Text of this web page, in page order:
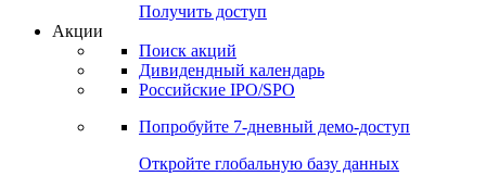
Получить доступ
Акции
Поиск акций
Дивидендный календарь
Российские IPO/SPO
Попробуйте 7-дневный демо-доступ
Откройте глобальную базу данных